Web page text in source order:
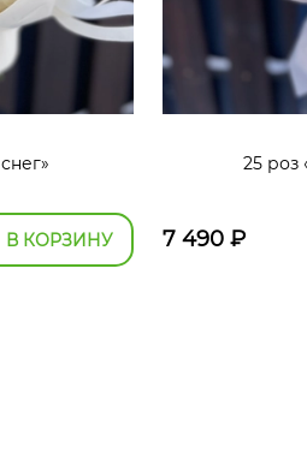
В КОРЗИНУ
25 роз
7 490₽